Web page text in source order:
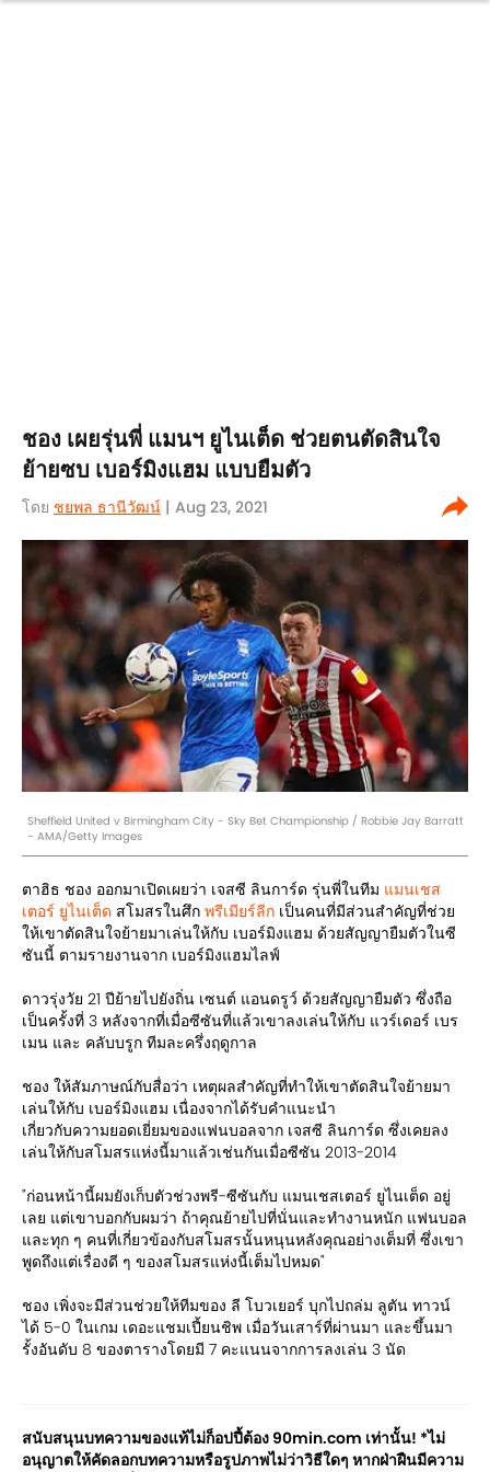
ชอง เผยรุ่นพี่ แมนฯ ยูไนเต็ด ช่วยตนตัดสินใจ
ย้ายซบ เบอร์มิงแฮม แบบยืมตัว
โดย ชยพล ธานีวัฒน์ | Aug 23, 2021
Sheffield United v Birmingham City - Sky Bet Championship / Robbie Jay Barratt
- AMA/Getty Images
ตาฮิธ ชอง ออกมาเปิดเผยว่า เจสซี ลินการ์ด รุ่นพี่ในทีม แมนเชส
เตอร์ ยูไนเต็ด สโมสรในศึก พรีเมียร์ลีก เป็นคนที่มีส่วนสำคัญที่ช่วย
ให้เขาตัดสินใจย้ายมาเล่นให้กับ เบอร์มิงแฮม ด้วยสัญญายืมตัวในซี
ซันนี้ ตามรายงานจาก เบอร์มิงแฮมไลฟ์
ดาวรุ่งวัย 21 ปีย้ายไปยังถิ่น เซนต์ แอนดรูว์ ด้วยสัญญายืมตัว ซึ่งถือ
เป็นครั้งที่ 3 หลังจากที่เมื่อซีซันที่แล้วเขาลงเล่นให้กับ แวร์เดอร์ เบร
เมน และ คลับบรูก ทีมละครึ่งฤดูกาล
ชอง ให้สัมภาษณ์กับสื่อว่า เหตุผลสำคัญที่ทำให้เขาตัดสินใจย้ายมา
เล่นให้กับ เบอร์มิงแฮม เนื่องจากได้รับคำแนะนำ
เกี่ยวกับความยอดเยี่ยมของแฟนบอลจาก เจสซี ลินการ์ด ซึ่งเคยลง
เล่นให้กับสโมสรแห่งนี้มาแล้วเช่นกันเมื่อซีซัน 2013-2014
"ก่อนหน้านี้ผมยังเก็บตัวช่วงพรี-ซีซันกับ แมนเชสเตอร์ ยูไนเต็ด อยู่
เลย แต่เขาบอกกับผมว่า ถ้าคุณย้ายไปที่นั่นและทำงานหนัก แฟนบอล
และทุก ๆ คนที่เกี่ยวข้องกับสโมสรนั้นหนุนหลังคุณอย่างเต็มที่ ซึ่งเขา
พูดถึงแต่เรื่องดี ๆ ของสโมสรแห่งนี้เต็มไปหมด"
ชอง เพิ่งจะมีส่วนช่วยให้ทีมของ ลี โบวเยอร์ บุกไปถล่ม ลูตัน ทาวน์
ได้ 5-0 ในเกม เดอะแชมเปี้ยนชิพ เมื่อวันเสาร์ที่ผ่านมา และขึ้นมา
รั้งอันดับ 8 ของตารางโดยมี 7 คะแนนจากการลงเล่น 3 นัด
สนับสนุนบทความของแท้ไม่ก็อปปี้ต้อง 90min.com เท่านั้น! *ไม่
อนุญาตให้คัดลอกบทความหรือรูปภาพไม่ว่าวิธีใดๆ หากฝ่าฝืนมีความ